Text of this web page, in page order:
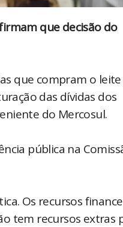
que decisão do
que compram o leite
das dívidas dos
do Mercosul.
pública na
Os recursos
tem recursos extras